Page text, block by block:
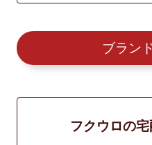
ブラン
フクウロの